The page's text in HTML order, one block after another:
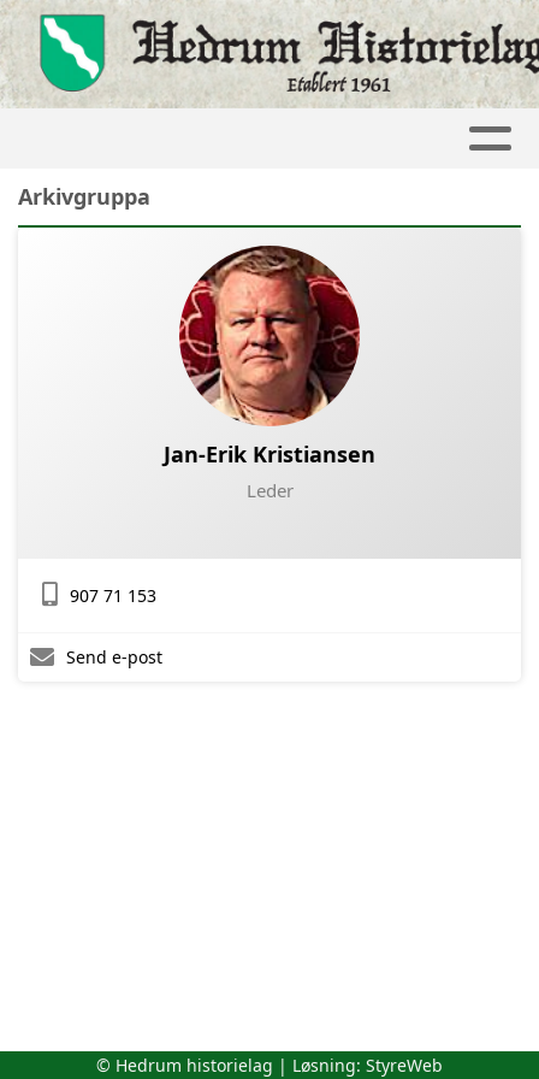
Arkivgruppa
Jan-Erik Kristiansen
Leder
907 71 153
Send e-post
© Hedrum historielag | Løsning: StyreWeb